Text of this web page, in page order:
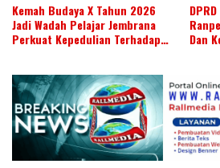
Kemah Budaya X Tahun 2026
Jadi Wadah Pelajar Jembrana
Perkuat Kepedulian Terhadap
Dan